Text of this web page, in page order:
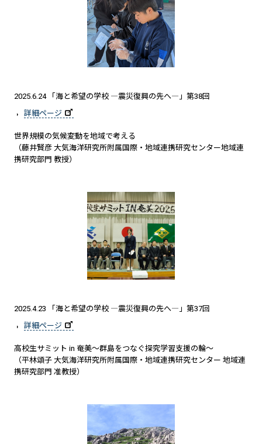
2025.6.24 「海と希望の学校 ―震災復興の先へ―」第38回
詳細ページ
世界規模の気候変動を地域で考える
（藤井賢彦 大気海洋研究所附属国際・地域連携研究センター地域連
携研究部門 教授）
2025.4.23 「海と希望の学校 ―震災復興の先へ―」第37回
詳細ページ
高校生サミット in 奄美～群島をつなぐ探究学習支援の輪～
（平林頌子 大気海洋研究所附属国際・地域連携研究センター 地域連
携研究部門 准教授）